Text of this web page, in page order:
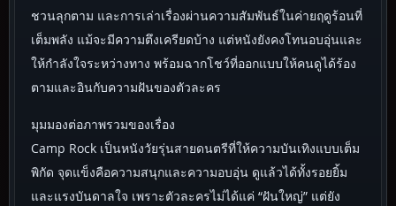
ชวนลุกตาม และการเล่าเรื่องผ่านความสัมพันธ์ในค่ายฤดูร้อนที่
เต็มพลัง แม้จะมีความตึงเครียดบ้าง แต่หนังยังคงโทนอบอุ่นและ
ให้กำลังใจระหว่างทาง พร้อมฉากโชว์ที่ออกแบบให้คนดูได้ร้อง
ตามและอินกับความฝันของตัวละคร
มุมมองต่อภาพรวมของเรื่อง
Camp Rock เป็นหนังวัยรุ่นสายดนตรีที่ให้ความบันเทิงแบบเต็ม
พิกัด จุดแข็งคือความสนุกและความอบอุ่น ดูแล้วได้ทั้งรอยยิ้ม
และแรงบันดาลใจ เพราะตัวละครไม่ได้แค่ “ฝันใหญ่” แต่ยัง